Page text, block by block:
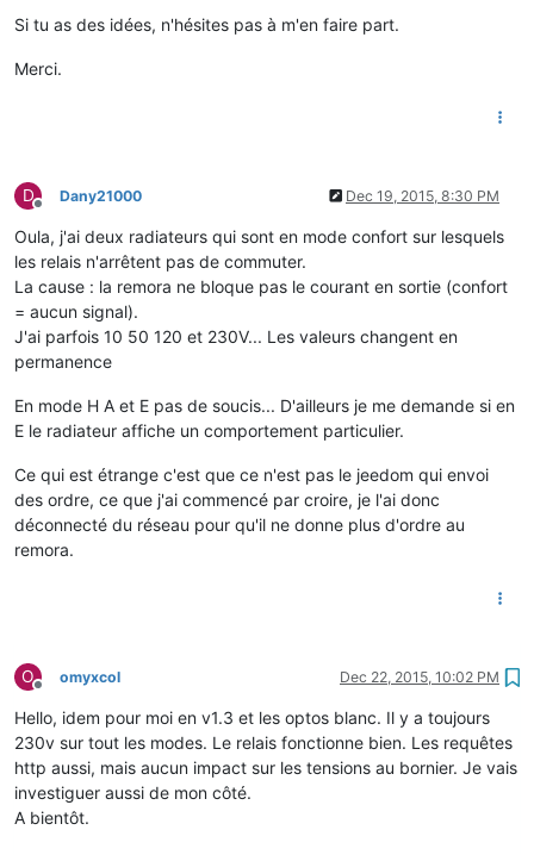
Si tu as des idées, n'hésites pas à m'en faire part.
Merci.
D
Offline
Dany21000 Dec 19, 2015, 8:30 PM
Oula, j'ai deux radiateurs qui sont en mode confort sur lesquels
les relais n'arrêtent pas de commuter.
La cause : la remora ne bloque pas le courant en sortie (confort
= aucun signal).
J'ai parfois 10 50 120 et 230V... Les valeurs changent en
permanence
En mode H A et E pas de soucis... D'ailleurs je me demande si en
E le radiateur affiche un comportement particulier.
Ce qui est étrange c'est que ce n'est pas le jeedom qui envoi
des ordre, ce que j'ai commencé par croire, je l'ai donc
déconnecté du réseau pour qu'il ne donne plus d'ordre au
remora.
O
Offline
omyxcol Dec 22, 2015, 10:02 PM
Hello, idem pour moi en v1.3 et les optos blanc. Il y a toujours
230v sur tout les modes. Le relais fonctionne bien. Les requêtes
http aussi, mais aucun impact sur les tensions au bornier. Je vais
investiguer aussi de mon côté.
A bientôt.